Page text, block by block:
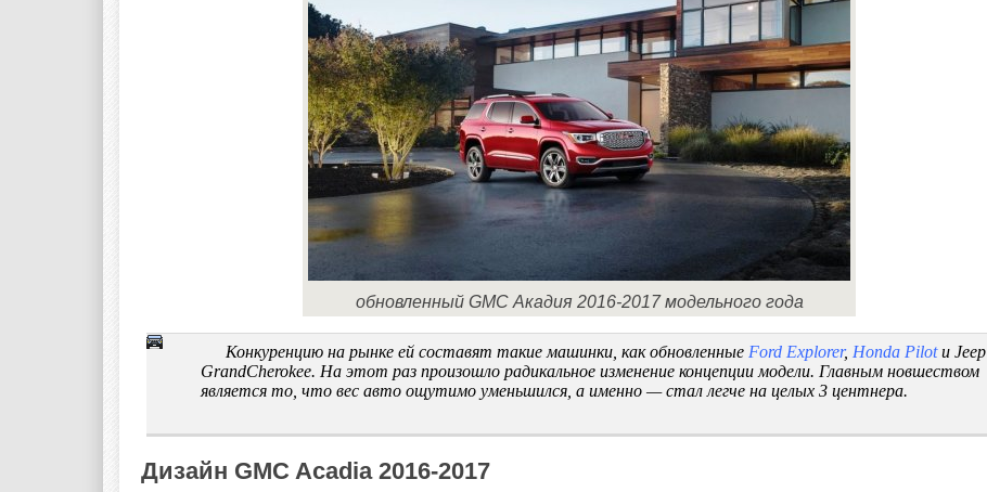
обновленный GMC Акадия 2016-2017 модельного года
Конкуренцию на рынке ей составят такие машинки, как обновленные Ford Explorer, Honda Pilotи Jeep
GrandCherokee. На этот раз произошло радикальное изменение концепции модели. Главным новшеством
является то, что вес авто ощутимо уменьшился, а именно — стал легче на целых 3 центнера.
Дизайн GMC Acadia 2016-2017